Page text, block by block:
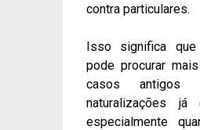
contra particulares.
Isso significa
pode procurar
casos antigos
naturalizações já
especialmente